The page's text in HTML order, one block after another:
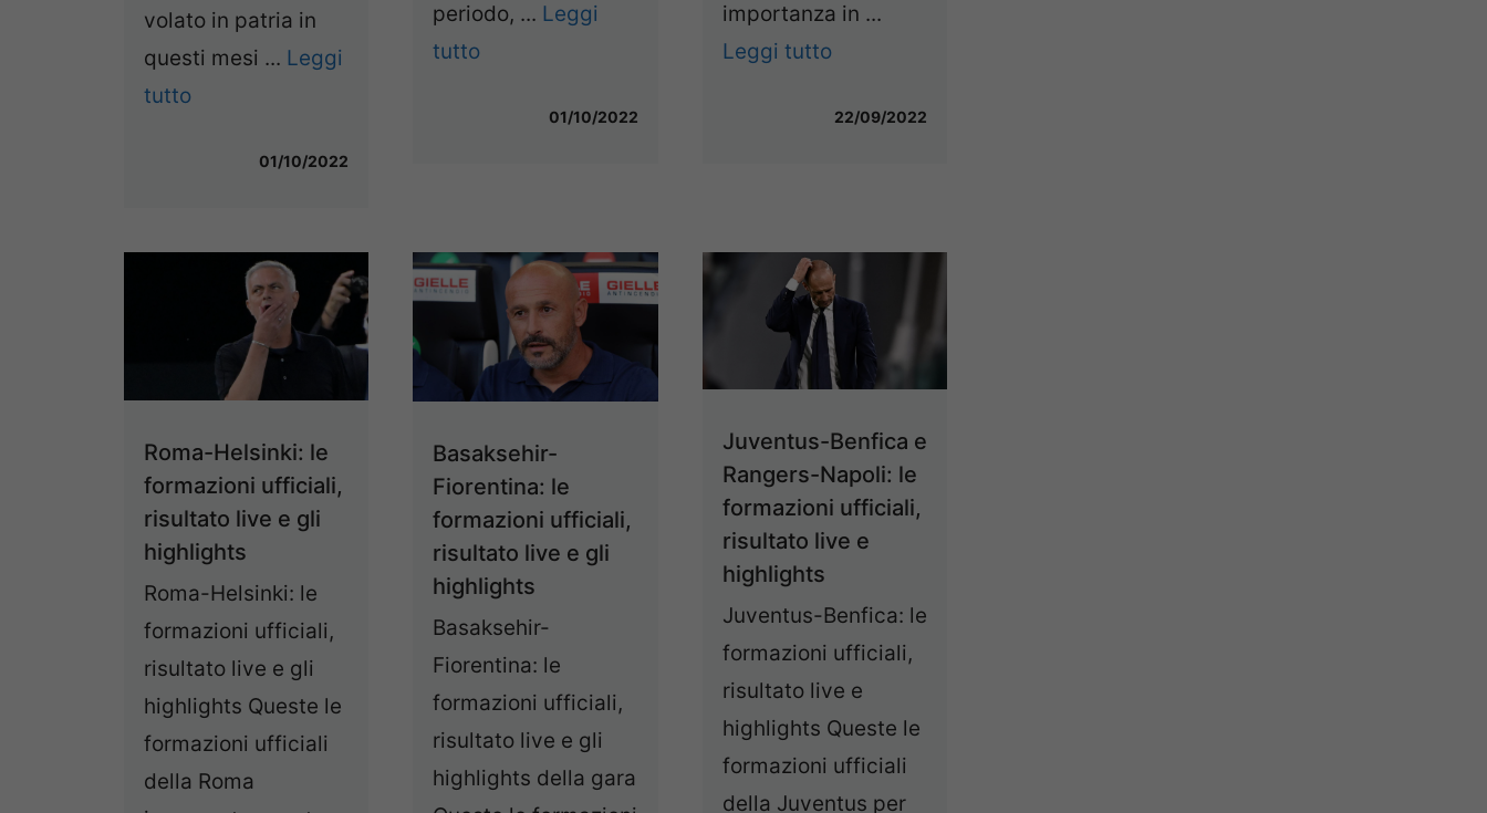
volato in patria in
questi mesi ... Leggi
tutto
01/10/2022
periodo, ... Leggi
tutto
01/10/2022
importanza in ...
Leggi tutto
22/09/2022
Roma-Helsinki: le
formazioni ufficiali,
risultato live e gli
highlights
Roma-Helsinki: le
formazioni ufficiali,
risultato live e gli
highlights Queste le
formazioni ufficiali
della Roma
Basaksehir-
Fiorentina: le
formazioni ufficiali,
risultato live e gli
highlights
Basaksehir-
Fiorentina: le
formazioni ufficiali,
risultato live e gli
highlights della gara
Juventus-Benfica e
Rangers-Napoli: le
formazioni ufficiali,
risultato live e
highlights
Juventus-Benfica: le
formazioni ufficiali,
risultato live e
highlights Queste le
formazioni ufficiali
della Juventus per